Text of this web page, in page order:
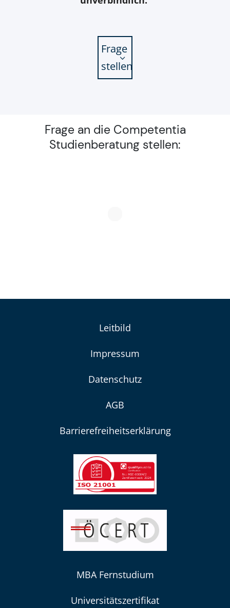
Frage
stellen
Frage an die Competentia
Studienberatung stellen:
Leitbild
Impressum
Datenschutz
AGB
Barrierefreiheitserklärung
MBA Fernstudium
Universitätszertifikat